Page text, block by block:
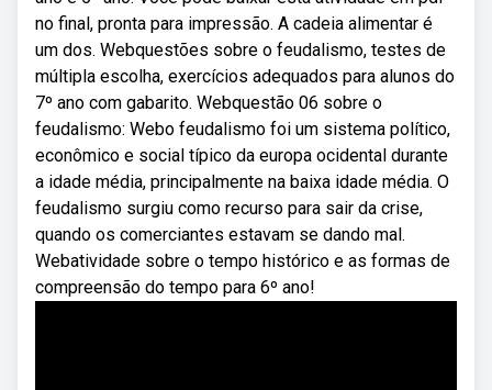
no final, pronta para impressão. A cadeia alimentar é
um dos. Webquestões sobre o feudalismo, testes de
múltipla escolha, exercícios adequados para alunos do
7º ano com gabarito. Webquestão 06 sobre o
feudalismo: Webo feudalismo foi um sistema político,
econômico e social típico da europa ocidental durante
a idade média, principalmente na baixa idade média. O
feudalismo surgiu como recurso para sair da crise,
quando os comerciantes estavam se dando mal.
Webatividade sobre o tempo histórico e as formas de
compreensão do tempo para 6º ano!